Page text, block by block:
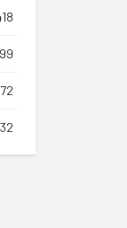
99
72